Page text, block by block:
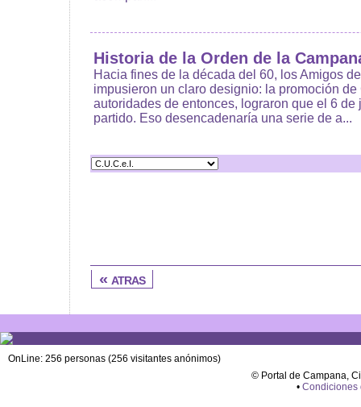
Historia de la Orden de la
Hacia fines de la década del 60, los Amigos
impusieron un claro designio: la promoción de
autoridades de entonces, lograron que el 6
partido. Eso desencadenaría una serie de a...
« atras
OnLine: 256 personas (256 visitantes anónimos)
© Portal de Campana,
• Condiciones